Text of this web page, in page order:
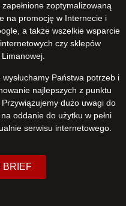
zoptymalizowaną
na promocję w Internecie i
a także wszelkie wsparcie
czy sklepów
Państwa potrzeb i
najlepszych z punktu
dużo uwagi do
oddanie do użytku w pełni
serwisu internetowego.
BRIEF